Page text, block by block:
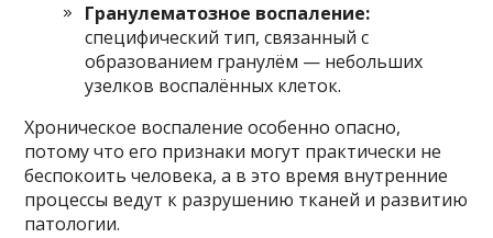
Гранулематозное воспаление:
специфический тип, связанный с
образованием гранулём — небольших
узелков воспалённых клеток.
Хроническое воспаление особенно опасно,
потому что его признаки могут практически не
беспокоить человека, а в это время внутренние
процессы ведут к разрушению тканей и развитию
патологии.